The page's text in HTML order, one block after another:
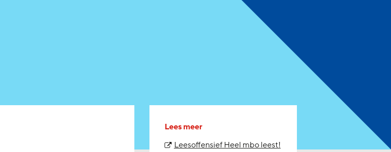
Lees meer
Leesoffensief Heel mbo leest!